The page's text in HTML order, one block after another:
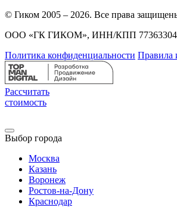
© Гиком 2005 – 2026. Все права
ООО «ГК ГИКОМ», ИНН/КПП
Политика конфиденциальности Правила
Рассчитать
стоимость
Выбор города
Москва
Казань
Воронеж
Ростов-на-Дону
Краснодар